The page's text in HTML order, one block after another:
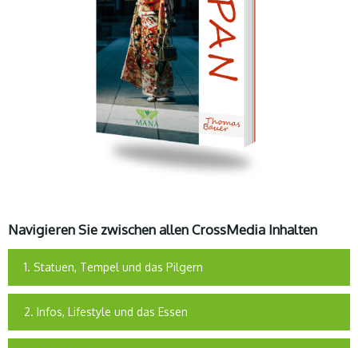
Navigieren Sie zwischen allen CrossMedia Inhalten
1. Statuen, Tempel und das Pilgern
2. Infos, Lifestyle und das Essen